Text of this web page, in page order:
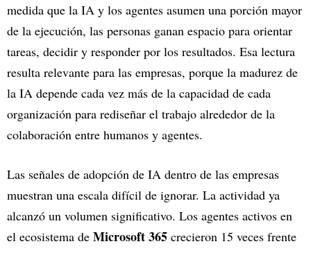
medida que la IA y los agentes asumen una porción mayor
de la ejecución, las personas ganan espacio para orientar
tareas, decidir y responder por los resultados. Esa lectura
resulta relevante para las empresas, porque la madurez de
la IA depende cada vez más de la capacidad de cada
organización para rediseñar el trabajo alrededor de la
colaboración entre humanos y agentes.
Las señales de adopción de IA dentro de las empresas
muestran una escala difícil de ignorar. La actividad ya
alcanzó un volumen significativo. Los agentes activos en
el ecosistema de Microsoft 365 crecieron 15 veces frente